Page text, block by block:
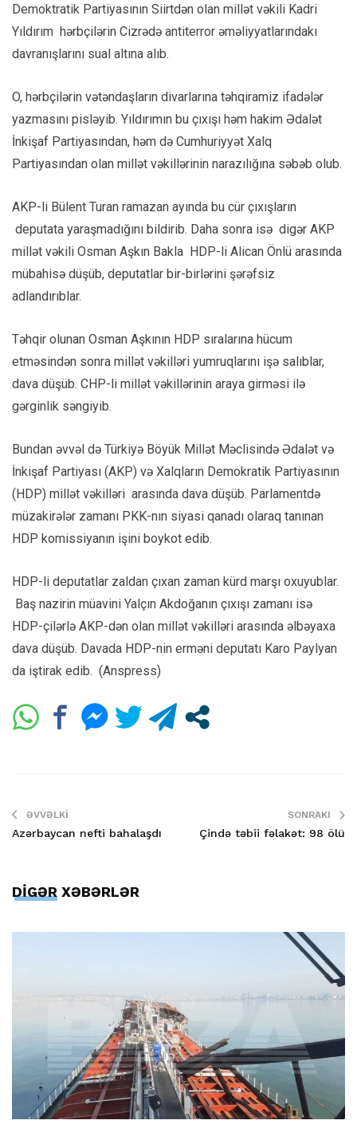
Demoktratik Partiyasının Siirtdən olan millət vəkili Kadri
Yıldırım hərbçilərin Cizrədə antiterror əməliyyatlarındakı
davranışlarını sual altına alıb.
O, hərbçilərin vətəndaşların divarlarına təhqiramiz ifadələr
yazmasını pisləyib. Yıldırımın bu çıxışı həm hakim Ədalət
İnkişaf Partiyasından, həm də Cumhuriyyət Xalq
Partiyasından olan millət vəkillərinin narazılığına səbəb olub.
AKP-li Bülent Turan ramazan ayında bu cür çıxışların
deputata yaraşmadığını bildirib. Daha sonra isə digər AKP
millət vəkili Osman Aşkın Bakla HDP-li Alican Önlü arasında
mübahisə düşüb, deputatlar bir-birlərini şərəfsiz
adlandırıblar.
Təhqir olunan Osman Aşkının HDP sıralarına hücum
etməsindən sonra millət vəkilləri yumruqlarını işə salıblar,
dava düşüb. CHP-li millət vəkillərinin araya girməsi ilə
gərginlik səngiyib.
Bundan əvvəl də Türkiyə Böyük Millət Məclisində Ədalət və
İnkişaf Partiyası (AKP) və Xalqların Demokratik Partiyasının
(HDP) millət vəkilləri arasında dava düşüb. Parlamentdə
müzakirələr zamanı PKK-nın siyasi qanadı olaraq tanınan
HDP komissiyanın işini boykot edib.
HDP-li deputatlar zaldan çıxan zaman kürd marşı oxuyublar.
Baş nazirin müavini Yalçın Akdoğanın çıxışı zamanı isə
HDP-çilərlə AKP-dən olan millət vəkilləri arasında əlbəyaxa
dava düşüb. Davada HDP-nin erməni deputatı Karo Paylyan
da iştirak edib. (Anspress)
ƏVVƏLKI
Azərbaycan nefti bahalaşdı
SONRAKI
Çində təbii fəlakət: 98 ölü
DİGƏR XƏBƏRLƏR